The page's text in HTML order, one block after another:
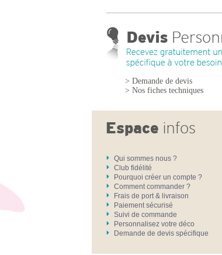
> Demande de devis
> Nos fiches techniques
Qui sommes nous ?
Club fidélité
Pourquoi créer un compte ?
Comment commander ?
Frais de port & livraison
Paiement sécurisé
Suivi de commande
Personnalisez votre déco
Demande de devis spécifique